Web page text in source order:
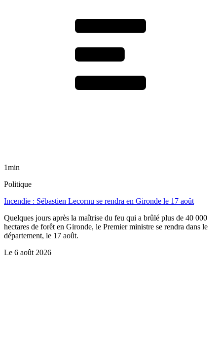
1min
Politique
Incendie : Sébastien Lecornu se rendra en Gironde le 17 août
Quelques jours après la maîtrise du feu qui a brûlé plus de 40 000
hectares de forêt en Gironde, le Premier ministre se rendra dans le
département, le 17 août.
Le 6 août 2026